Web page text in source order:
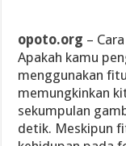
opoto.org –
Apakah kamu
menggunakan
memungkinkan
sekumpulan
detik. Meskipun